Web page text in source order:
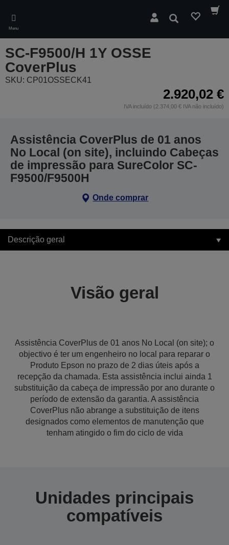
main
content
Menu
Pesquisar
SC-F9500/H 1Y OSSE
CoverPlus
SKU: CP01OSSECK41
2.920,02 €
IVA incluído (2.374,00 € IVA não incluído)
Assistência CoverPlus de 01 anos
No Local (on site), incluindo Cabeças
de impressão para SureColor SC-
F9500/F9500H
Onde comprar
Descrição geral
Visão geral
Assistência CoverPlus de 01 anos No Local (on site); o
objectivo é ter um engenheiro no local para reparar o
Produto Epson no prazo de 2 dias úteis após a
recepção da chamada. Esta assistência inclui ainda 1
substituição da cabeça de impressão por ano durante o
período de extensão da garantia. A assistência
CoverPlus não abrange a substituição de itens
designados como elementos de manutenção que
tenham atingido o fim do ciclo de vida
Unidades principais
compatíveis